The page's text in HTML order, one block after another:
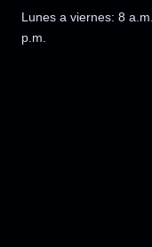
Lunes a viernes: 8
p.m.